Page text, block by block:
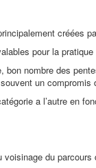
créées
pour la
nombre des
un compromis
a l’autre en
du